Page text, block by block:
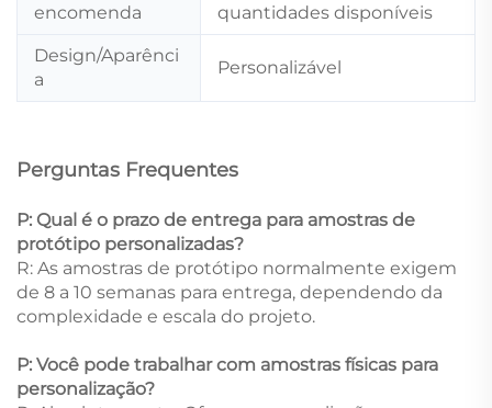
encomenda
quantidades disponíveis
Design/Aparênci
a
Personalizável
Perguntas Frequentes
P: Qual é o prazo de entrega para amostras de
protótipo personalizadas?
R: As amostras de protótipo normalmente exigem
de 8 a 10 semanas para entrega, dependendo da
complexidade e escala do projeto.
P: Você pode trabalhar com amostras físicas para
personalização?